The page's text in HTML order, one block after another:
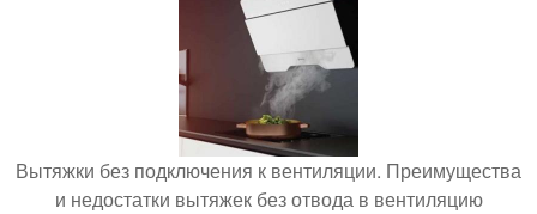
Вытяжки без подключения к вентиляции. Преимущества
и недостатки вытяжек без отвода в вентиляцию